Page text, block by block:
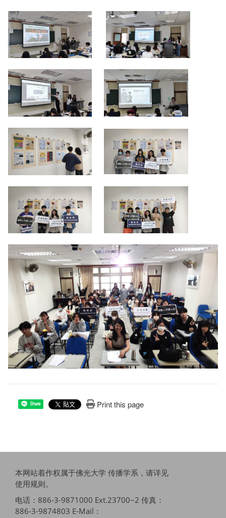
Share Print this page
本网站着作权属于佛光大学 传播学系，请详见
使用规则。
电话：886-3-9871000 Ext.23700~2 传真：
886-3-9874803 E-Mail：